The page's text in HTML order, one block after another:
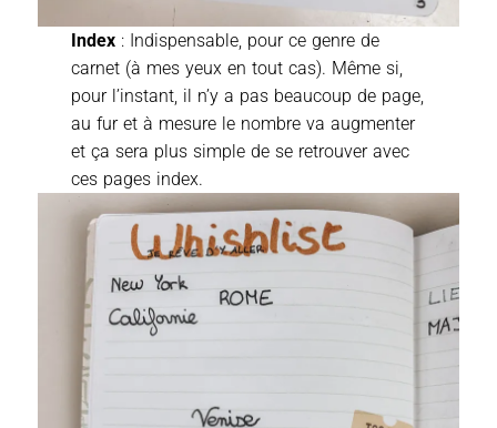
Index : Indispensable, pour ce genre de
carnet (à mes yeux en tout cas). Même si,
pour l’instant, il n’y a pas beaucoup de page,
au fur et à mesure le nombre va augmenter
et ça sera plus simple de se retrouver avec
ces pages index.